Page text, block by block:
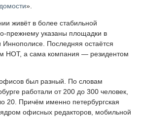
».
живёт в более стабильной
прежнему указаны площадки в
Иннополисе. Последняя остаётся
НОТ, а сама компания — резидентом
был разный. По словам
работали от 200 до 300 человек,
20. Причём именно петербургская
офисных редакторов, мобильной